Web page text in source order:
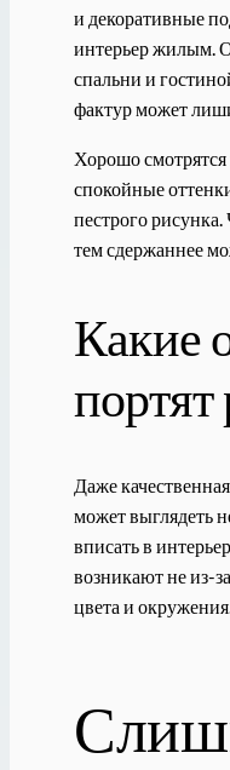
и декоративные
интерьер жилым.
спальни и
фактур может
Хорошо
спокойные
пестрого рисунка.
тем сдержаннее
Какие
портят
Даже
может выглядеть
вписать в
возникают не из-
цвета и